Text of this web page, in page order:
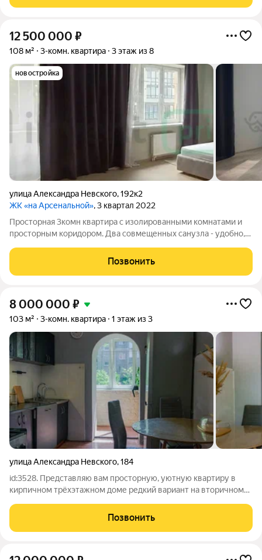
12 500 000 ₽
108 м² 3-комн. квартира 3 этаж из 8
новостройка
улица Александра Невского,192к2
ЖК «на Арсенальной», 3 квартал 2022
Просторная 3комн квартира с изолированными комнатами и
просторным коридором. Два совмещенных санузла - удобно,
ОТОПЛЕНИЕ. Ремонт в светлых цветах. Вся мебель и техника
остается новому владельцу -
Позвонить
8 000 000 ₽
103 м² 3-комн. квартира 1 этаж из 3
улица Александра Невского,184
id:3528. Представляю вам просторную, уютную квартиру в
кирпичном трёхэтажном доме редкий вариант на вторичном
75. Раздельные комнаты, что идеально для семьи или для тех,
кто ценит личное
Позвонить